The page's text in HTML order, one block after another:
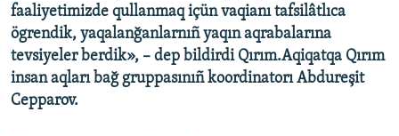
faaliyetimizde qullanmaq içün vaqianı tafsilâtlıca
ögrendik, yaqalanğanlarnıñ yaqın aqrabalarına
tevsiyeler berdik», – dep bildirdi Qırım.Aqiqatqa Qırım
insan aqları bağ gruppasınıñ koordinatorı Abdureşit
Cepparov.